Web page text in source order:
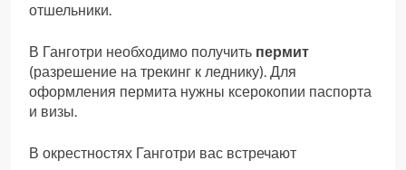
отшельники.
В Ганготри необходимо получить пермит
(разрешение на трекинг к леднику). Для
оформления пермита нужны ксерокопии паспорта
и визы.
В окрестностях Ганготри вас встречают